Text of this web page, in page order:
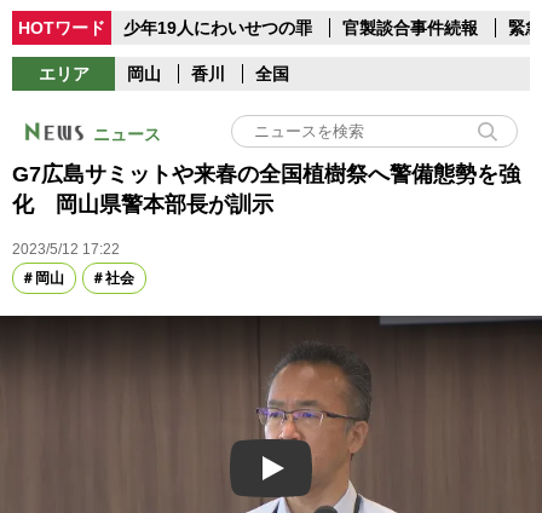
HOTワード 少年19人にわいせつの罪 官製談合事件続報 緊
エリア 岡山 香川 全国
ニュース
G7広島サミットや来春の全国植樹祭へ警備態勢を強
化 岡山県警本部長が訓示
2023/5/12 17:22
岡山
社会
Play